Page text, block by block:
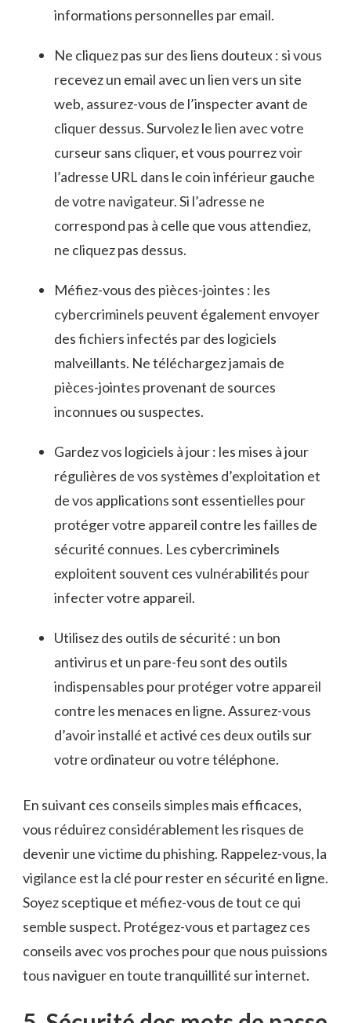
informations personnelles par email.
Ne cliquez ⁣pas sur des​ liens douteux ⁣: ‌si vous
recevez un email avec un lien vers un ⁢site
web, assurez-vous ‌de l’inspecter avant de
cliquer dessus. Survolez le lien avec votre
curseur sans cliquer, ⁤et ⁢vous pourrez ⁣voir
l’adresse URL dans le ⁢coin inférieur ​gauche
de votre navigateur. Si⁣ l’adresse ne
correspond pas ⁢à celle que vous attendiez,
ne cliquez pas dessus.
Méfiez-vous des⁣ pièces-jointes :⁤ les
cybercriminels peuvent également ⁣envoyer ​
des fichiers infectés ⁤par ⁤des logiciels
malveillants. Ne téléchargez jamais de
pièces-jointes provenant de sources⁢
inconnues ou⁢ suspectes.
Gardez‍ vos⁣ logiciels à jour : les​ mises à jour
régulières de vos systèmes d’exploitation ‌et
de vos applications sont essentielles pour
protéger ⁣votre appareil contre les failles de​
sécurité connues. Les cybercriminels
exploitent souvent ces vulnérabilités⁢ pour
infecter votre ⁣appareil.
Utilisez​ des outils de sécurité : un‍ bon
antivirus et un pare-feu sont des outils
indispensables pour protéger votre appareil
contre ‍les menaces en ligne. Assurez-vous
d’avoir installé et activé ces deux outils sur
⁣votre ordinateur ou⁣ votre téléphone.
En suivant ces conseils simples mais efficaces,
vous réduirez considérablement les risques de⁣
devenir une victime du ⁢phishing. Rappelez-vous, ⁢la
vigilance ⁢est la clé pour⁢ rester en sécurité en ligne.⁤
Soyez sceptique⁤ et méfiez-vous de​ tout ce qui
semble ​suspect. Protégez-vous et ‌partagez ces
conseils ‌avec vos proches pour​ que ⁤nous puissions
tous naviguer en⁤ toute tranquillité ⁤sur‌ internet.